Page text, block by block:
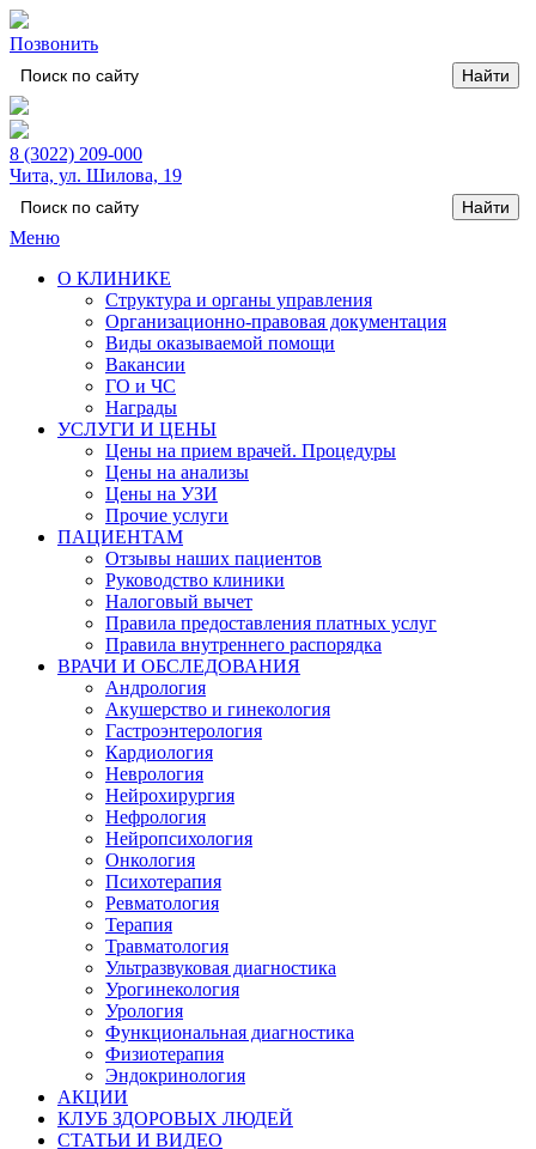
Позвонить
8 (3022) 209-000
Чита, ул. Шилова, 19
Меню
О КЛИНИКЕ
Структура и органы управления
Организационно-правовая документация
Виды оказываемой помощи
Вакансии
ГО и ЧС
Награды
УСЛУГИ И ЦЕНЫ
Цены на прием врачей. Процедуры
Цены на анализы
Цены на УЗИ
Прочие услуги
ПАЦИЕНТАМ
Отзывы наших пациентов
Руководство клиники
Налоговый вычет
Правила предоставления платных услуг
Правила внутреннего распорядка
ВРАЧИ И ОБСЛЕДОВАНИЯ
Андрология
Акушерство и гинекология
Гастроэнтерология
Кардиология
Неврология
Нейрохирургия
Нефрология
Нейропсихология
Онкология
Психотерапия
Ревматология
Терапия
Травматология
Ультразвуковая диагностика
Урогинекология
Урология
Функциональная диагностика
Физиотерапия
Эндокринология
АКЦИИ
КЛУБ ЗДОРОВЫХ ЛЮДЕЙ
СТАТЬИ И ВИДЕО